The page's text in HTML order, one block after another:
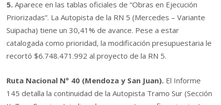
5. Aparece en las tablas oficiales de “Obras en Ejecución
Priorizadas”. La Autopista de la RN 5 (Mercedes – Variante
Suipacha) tiene un 30,41% de avance. Pese a estar
catalogada como prioridad, la modificación presupuestaria le
recortó $6.748.471.992 al proyecto de la RN 5.
Ruta Nacional N° 40 (Mendoza y San Juan). El Informe
145 detalla la continuidad de la Autopista Tramo Sur (Sección